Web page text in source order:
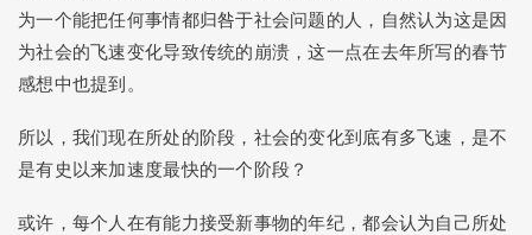
为一个能把任何事情都归咎于社会问题的人，自然认为这是因
为社会的飞速变化导致传统的崩溃，这一点在去年所写的春节
感想中也提到。
所以，我们现在所处的阶段，社会的变化到底有多飞速，是不
是有史以来加速度最快的一个阶段？
或许，每个人在有能力接受新事物的年纪，都会认为自己所处
🧭 写游记 (34) 🌸 去日本 (30)
🪭 看演出
🍚 饭否合集 (21) 🗓️ 又一年 (12)
🖌️ 更新记录 (10)